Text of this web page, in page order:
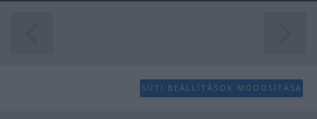
SÜTI BEÁLLÍTÁSOK MÓDOSÍTÁSA